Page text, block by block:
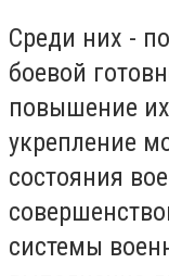
Среди них -
боевой
повышение
укрепление
состояния
системы